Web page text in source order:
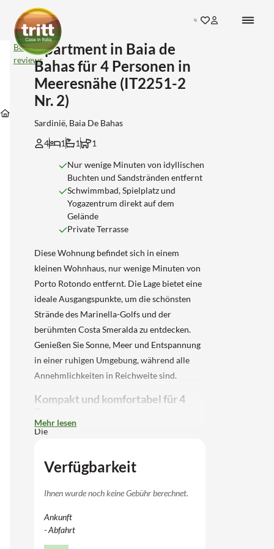
Search
Unterkünfte
Sardinie
Unterkünfte
Sassari
Unterkünfte
in
de-
Apartment
in
Baia
Bahas
Personen
in
Meeresnähe
(IT2251-
Nr.
2)
Bekijk
reviews
Apartment in Baia de
Bahas für 4 Personen in
Meeresnähe (IT2251-2
Nr. 2)
Sardinië, Baia De Bahas
4
1 1 1
Nur wenige Minuten von idyllischen
Buchten und Sandstränden entfernt
Schwimmbad, Spielplatz und
Yogazentrum direkt auf dem
Gelände
Private Terrasse
Diese Wohnung befindet sich in einem
kleinen Wohnhaus, nur wenige Minuten von
Porto Rotondo entfernt. Die Lage bietet eine
ideale Ausgangspunkte, um die schönsten
Strände des Marinella-Golfs und der
berühmten Costa Smeralda zu entdecken.
Genießen Sie Sonne, Meer und Entspannung
in einer ruhigen Umgebung, während alle
Annehmlichkeiten in Reichweite sind.
Kompakt und komfortabel für 4
Die
Erdgeschoss oder im ersten Stock und bietet
und Wasserkocher, einen Fernseher, ein
Doppelsofa und ein Schlafzimmer mit
Mehr lesen
Verfügbarkeit
Ihnen wurde noch keine Gebühr berechnet.
Ankunft
- Abfahrt